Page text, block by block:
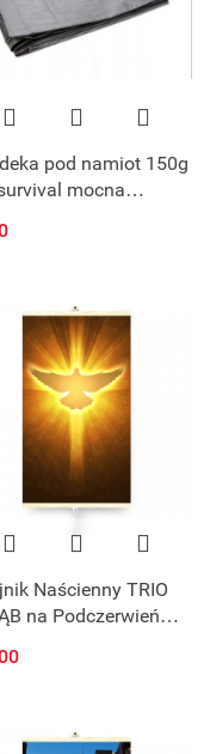
pod namiot 150g
mocna
Naścienny TRIO
na Podczerwień